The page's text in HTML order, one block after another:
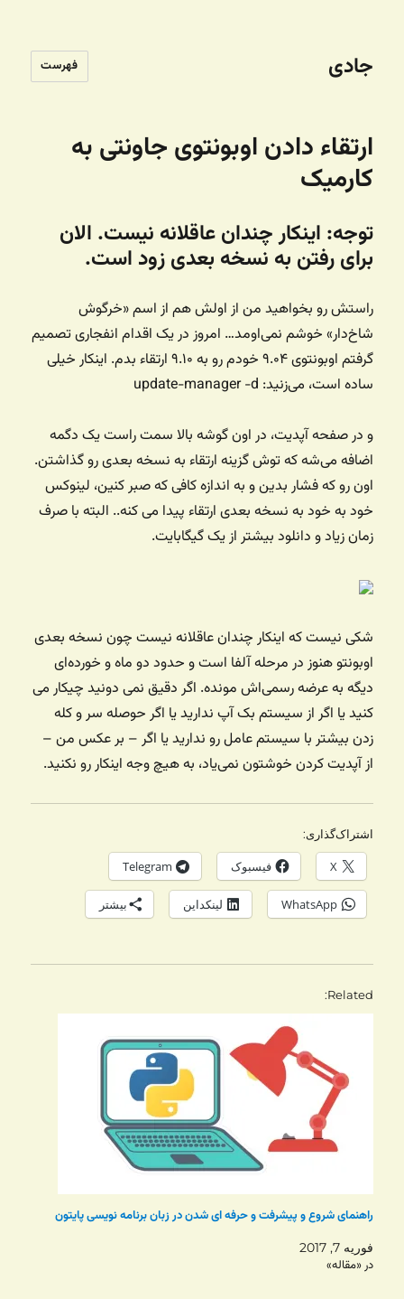
جادی فهرست
ارتقاء دادن اوبونتوی جاونتی به
کارمیک
توجه: اینکار چندان عاقلانه نیست. الان
برای رفتن به نسخه بعدی زود است.
راستش رو بخواهید من از اولش هم از اسم «خرگوش
شاخ‌دار» خوشم نمی‌اومد… امروز در یک اقدام انفجاری تصمیم
گرفتم اوبونتوی ۹.۰۴ خودم رو به ۹.۱۰ ارتقاء بدم. اینکار خیلی
ساده است، می‌زنید: update-manager -d
و در صفحه آپدیت، در اون گوشه بالا سمت راست یک دگمه
اضافه می‌شه که توش گزینه ارتقاء به نسخه بعدی رو گذاشتن.
اون رو که فشار بدین و به اندازه کافی که صبر کنین، لینوکس
خود به خود به نسخه بعدی ارتقاء پیدا می کنه.. البته با صرف
زمان زیاد و دانلود بیشتر از یک گیگابایت.
شکی نیست که اینکار چندان عاقلانه نیست چون نسخه بعدی
اوبونتو هنوز در مرحله آلفا است و حدود دو ماه و خورده‌ای
دیگه به عرضه رسمی‌اش مونده. اگر دقیق نمی دونید چیکار می
کنید یا اگر از سیستم بک آپ ندارید یا اگر حوصله سر و کله
زدن بیشتر با سیستم عامل رو ندارید یا اگر – بر عکس من –
از آپدیت کردن خوشتون نمی‌یاد، به هیچ وجه اینکار رو نکنید.
اشتراک‌گذاری:
X فیسبوک Telegram
WhatsApp لینکداین بیشتر
Related
راهنمای شروع و پیشرفت و حرفه ای شدن در زبان برنامه نویسی پایتون
فوریه 7, 2017
در «مقاله»